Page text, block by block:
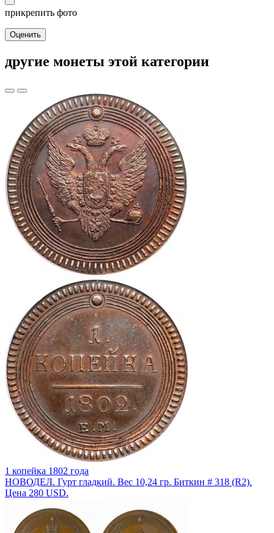
прикрепить фото
Оценить
другие монеты этой категории
1 копейка 1802 года
НОВОДЕЛ. Гурт гладкий. Вес 10,24 гр. Биткин # 318 (R2).
Цена 280 USD.